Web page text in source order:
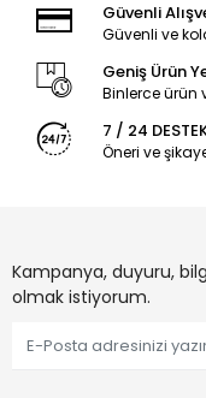
Güvenli
Güvenli ve
Geniş Ürün
Binlerce ürün
7 / 24
Öneri ve
Kampanya, duyuru,
olmak istiyorum.